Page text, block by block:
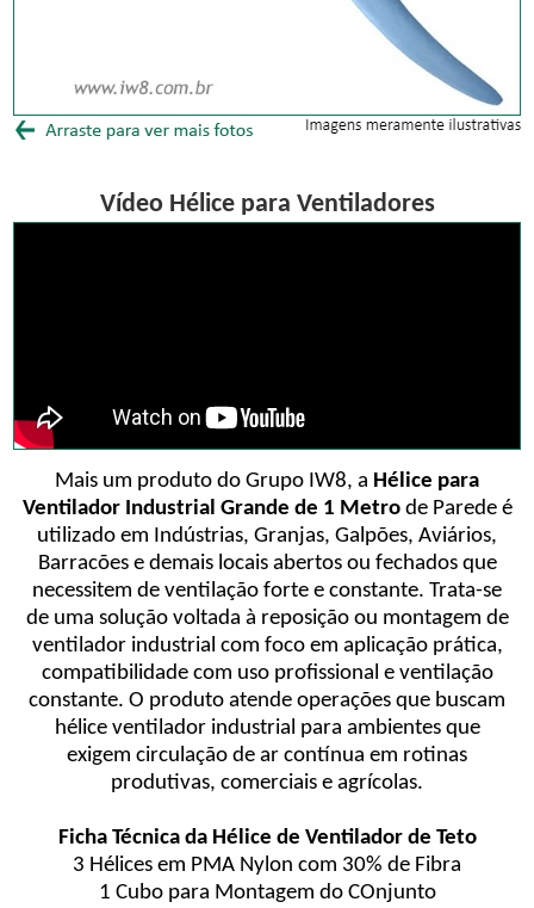
Vídeo Hélice para Ventiladores
Mais um produto do Grupo IW8, a Hélice para
Ventilador Industrial Grande de 1 Metrode Parede é
utilizado em Indústrias, Granjas, Galpões, Aviários,
Barracões e demais locais abertos ou fechados que
necessitem de ventilação forte e constante. Trata-se
de uma solução voltada à reposição ou montagem de
ventilador industrial com foco em aplicação prática,
compatibilidade com uso profissional e ventilação
constante. O produto atende operações que buscam
hélice ventilador industrial para ambientes que
exigem circulação de ar contínua em rotinas
produtivas, comerciais e agrícolas.
Ficha Técnica da Hélice de Ventilador de Teto
3 Hélices em PMA Nylon com 30% de Fibra
1 Cubo para Montagem do COnjunto